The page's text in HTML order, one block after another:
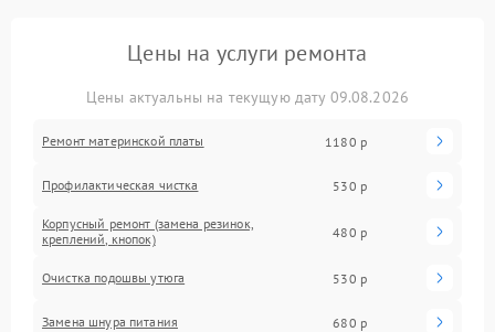
Цены на услуги ремонта
Цены актуальны на текущую дату 09.08.2026
Ремонт материнской платы 1180 р
Профилактическая чистка 530 р
Корпусный ремонт (замена резинок,
креплений, кнопок)
480 р
Очистка подошвы утюга 530 р
Замена шнура питания 680 р